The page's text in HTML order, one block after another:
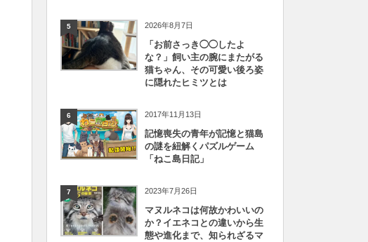
5 2026年8月7日
「お前さっき◯◯したよ
な？」飼い主の腕にまたがる
猫ちゃん、その可愛い後ろ姿
に隠れたヒミツとは
6 2017年11月13日
記憶喪失の青年が記憶と猫島
の謎を紐解くパズルゲーム
「ねこ島日記」
7 2023年7月26日
マヌルネコは何故かわいいの
か？イエネコとの違いから生
態や進化まで、知られざるマ